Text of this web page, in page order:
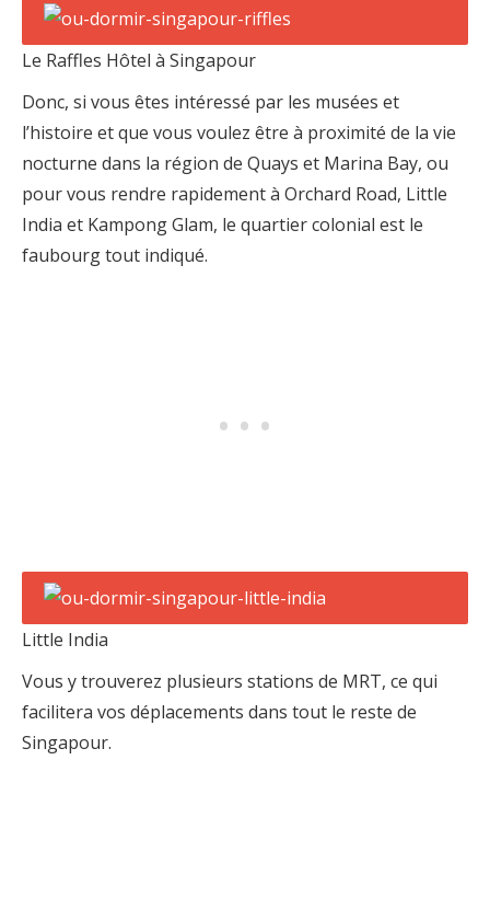
Le Raffles Hôtel à Singapour
Donc, si vous êtes intéressé par les musées et
l’histoire et que vous voulez être à proximité de la vie
nocturne dans la région de Quays et Marina Bay, ou
pour vous rendre rapidement à Orchard Road, Little
India et Kampong Glam, le quartier colonial est le
faubourg tout indiqué.
Little India
Vous y trouverez plusieurs stations de MRT, ce qui
facilitera vos déplacements dans tout le reste de
Singapour.